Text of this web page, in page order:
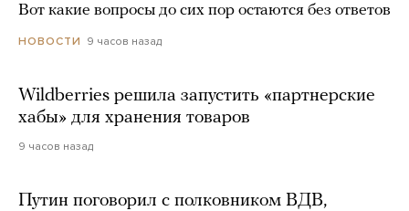
Вот какие вопросы до сих пор остаются без ответов
НОВОСТИ 9 часов назад
Wildberries решила запустить «партнерские
хабы» для хранения товаров
9 часов назад
Путин поговорил с полковником ВДВ,